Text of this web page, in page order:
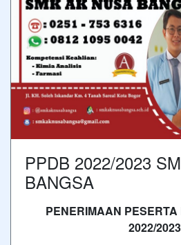
PPDB 2022/2023
BANGSA
PENERIMAAN
2022/2023